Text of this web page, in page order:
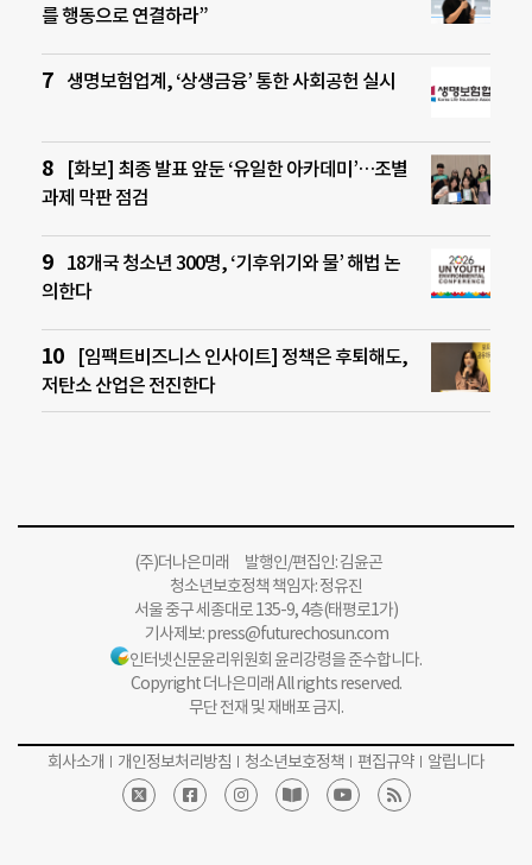
를 행동으로 연결하라”
생명보험업계, ‘상생금융’ 통한 사회공헌 실시
[화보] 최종 발표 앞둔 ‘유일한 아카데미’…조별
과제 막판 점검
18개국 청소년 300명, ‘기후위기와 물’ 해법 논
의한다
[임팩트비즈니스 인사이트] 정책은 후퇴해도,
저탄소 산업은 전진한다
(주)더나은미래 발행인/편집인: 김윤곤
청소년보호정책 책임자: 정유진
서울 중구 세종대로 135-9, 4층(태평로1가)
기사제보:press@futurechosun.com
인터넷신문윤리위원회 윤리강령을 준수합니다.
Copyright 더나은미래 All rights reserved.
무단 전재 및 재배포 금지.
회사소개 개인정보처리방침 청소년보호정책 편집규약 알립니다